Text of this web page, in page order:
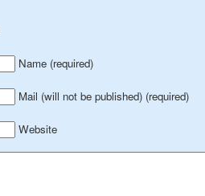
Name (required)
Mail (will not be published) (required)
Website